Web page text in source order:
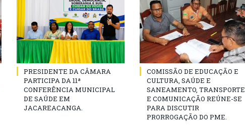
PRESIDENTE DA CÂMARA
PARTICIPA DA 11ª
CONFERÊNCIA MUNICIPAL
DE SAÚDE EM
JACAREACANGA.
COMISSÃO DE EDUCAÇÃO E
CULTURA, SAÚDE E
SANEAMENTO, TRANSPORTE
E COMUNICAÇÃO REÚNE-SE
PARA DISCUTIR
PRORROGAÇÃO DO PME.